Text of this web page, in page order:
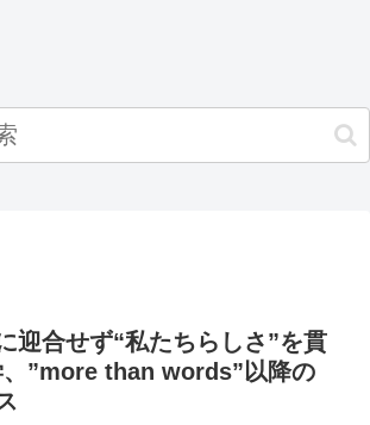
迎合せず“私たちらしさ”を貫
”more than words”以降の